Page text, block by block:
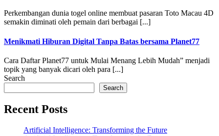
Perkembangan dunia togel online membuat pasaran Toto Macau 4D
semakin diminati oleh pemain dari berbagai [...]
Menikmati Hiburan Digital Tanpa Batas bersama Planet77
Cara Daftar Planet77 untuk Mulai Menang Lebih Mudah” menjadi
topik yang banyak dicari oleh para [...]
Search
Search
Recent Posts
Artificial Intelligence: Transforming the Future